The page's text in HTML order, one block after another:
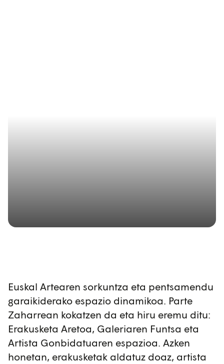
Euskal Artearen sorkuntza eta pentsamendu
garaikiderako espazio dinamikoa. Parte
Zaharrean kokatzen da eta hiru eremu ditu:
Erakusketa Aretoa, Galeriaren Funtsa eta
Artista Gonbidatuaren espazioa. Azken
honetan, erakusketak aldatuz doaz, artista